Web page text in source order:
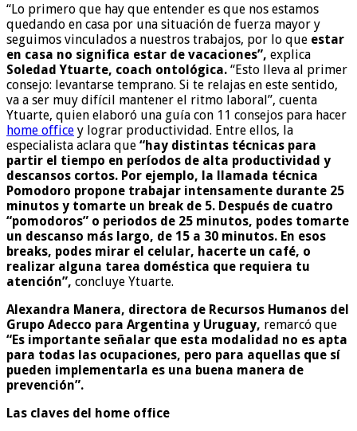
“Lo primero que hay que entender es que nos estamos
quedando en casa por una situación de fuerza mayor y
seguimos vinculados a nuestros trabajos, por lo que estar
en casa no significa estar de vacaciones”, explica
Soledad Ytuarte, coach ontológica. “Esto lleva al primer
consejo: levantarse temprano. Si te relajas en este sentido,
va a ser muy difícil mantener el ritmo laboral”, cuenta
Ytuarte, quien elaboró una guía con 11 consejos para hacer
home office y lograr productividad. Entre ellos, la
especialista aclara que “hay distintas técnicas para
partir el tiempo en períodos de alta productividad y
descansos cortos. Por ejemplo, la llamada técnica
Pomodoro propone trabajar intensamente durante 25
minutos y tomarte un break de 5. Después de cuatro
“pomodoros” o periodos de 25 minutos, podes tomarte
un descanso más largo, de 15 a 30 minutos. En esos
breaks, podes mirar el celular, hacerte un café, o
realizar alguna tarea doméstica que requiera tu
atención”, concluye Ytuarte.
Alexandra Manera, directora de Recursos Humanos del
Grupo Adecco para Argentina y Uruguay, remarcó que
“Es importante señalar que esta modalidad no es apta
para todas las ocupaciones, pero para aquellas que sí
pueden implementarla es una buena manera de
prevención”.
Las claves del home office